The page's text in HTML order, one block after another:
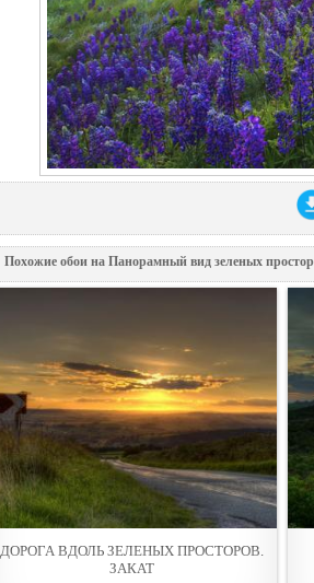
Похожие обои на Панорамный вид зеленых
ДОРОГА ВДОЛЬ ЗЕЛЕНЫХ ПРОСТОРОВ.
ЗАКАТ